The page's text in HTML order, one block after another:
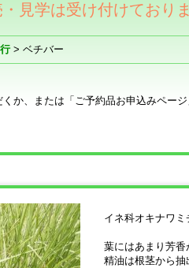
見学は受け付けておりま
> ベチバー
か、または「ご予約品お申込みペー
イネ科オキナワ
葉にはあまり芳香
精油は根茎から抽